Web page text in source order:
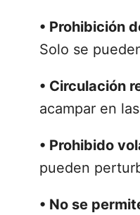
• Prohibición
Solo se
• Circulación
acampar en
• Prohibido
pueden
• No se